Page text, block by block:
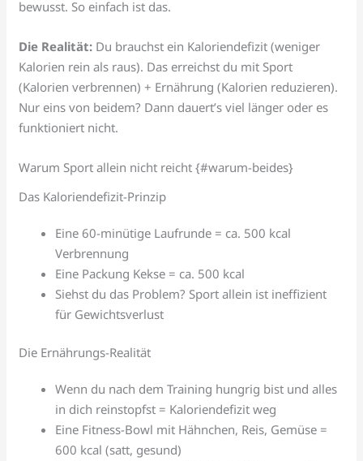
bewusst. So einfach ist das.
Die Realität: Du brauchst ein Kaloriendefizit (weniger
Kalorien rein als raus). Das erreichst du mit Sport
(Kalorien verbrennen) + Ernährung (Kalorien reduzieren).
Nur eins von beidem? Dann dauert’s viel länger oder es
funktioniert nicht.
Warum Sport allein nicht reicht {#warum-beides}
Das Kaloriendefizit-Prinzip
Eine 60-minütige Laufrunde = ca. 500 kcal
Verbrennung
Eine Packung Kekse = ca. 500 kcal
Siehst du das Problem? Sport allein ist ineffizient
für Gewichtsverlust
Die Ernährungs-Realität
Wenn du nach dem Training hungrig bist und alles
in dich reinstopfst = Kaloriendefizit weg
Eine Fitness-Bowl mit Hähnchen, Reis, Gemüse =
600 kcal (satt, gesund)